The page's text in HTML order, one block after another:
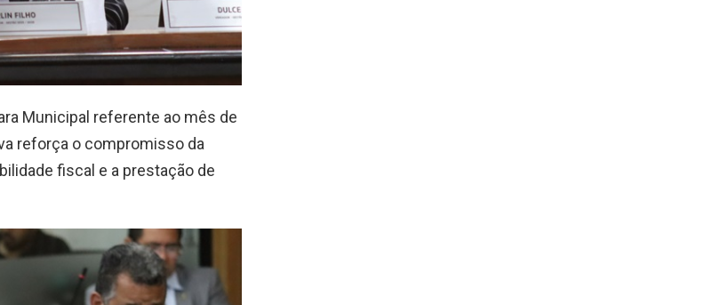
Municipal referente ao mês de
reforça o compromisso da
fiscal e a prestação de